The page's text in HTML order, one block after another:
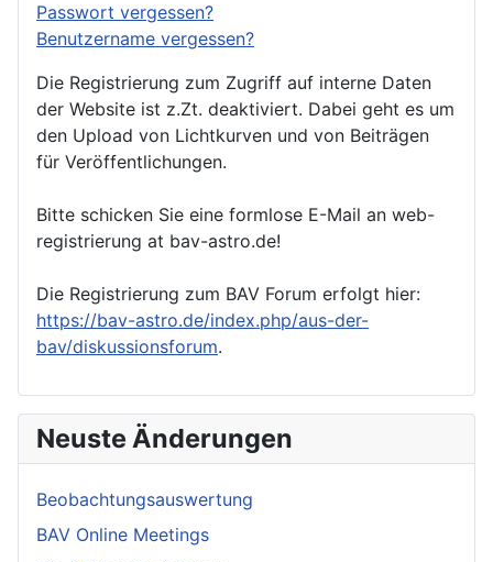
Passwort vergessen?
Benutzername vergessen?
Die Registrierung zum Zugriff auf interne Daten
der Website ist z.Zt. deaktiviert. Dabei geht es um
den Upload von Lichtkurven und von Beiträgen
für Veröffentlichungen.
Bitte schicken Sie eine formlose E-Mail an web-
registrierung at bav-astro.de!
Die Registrierung zum BAV Forum erfolgt hier:
https://bav-astro.de/index.php/aus-der-
bav/diskussionsforum.
Neuste Änderungen
Beobachtungsauswertung
BAV Online Meetings